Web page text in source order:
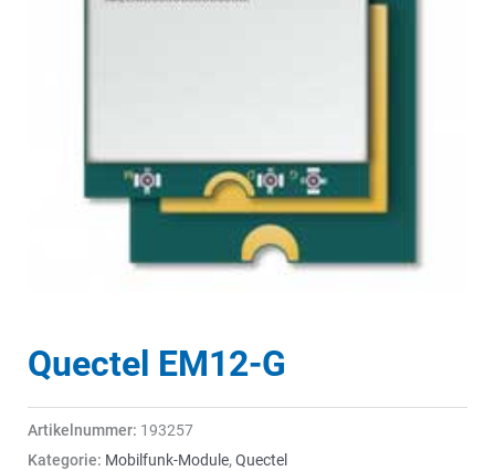
Quectel EM12-G
Artikelnummer: 193257
Kategorie: Mobilfunk-Module,Quectel